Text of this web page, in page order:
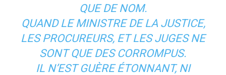
QUE DE NOM.
QUAND LE MINISTRE DE LA JUSTICE,
LES PROCUREURS, ET LES JUGES NE
SONT QUE DES CORROMPUS.
IL N’EST GUÈRE ÉTONNANT, NI